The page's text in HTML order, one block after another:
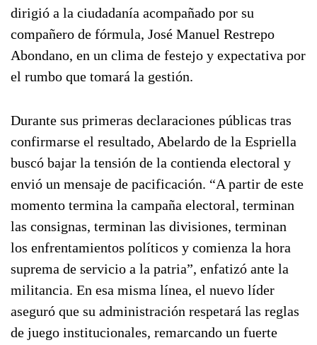
dirigió a la ciudadanía acompañado por su
compañero de fórmula, José Manuel Restrepo
Abondano, en un clima de festejo y expectativa por
el rumbo que tomará la gestión.
Durante sus primeras declaraciones públicas tras
confirmarse el resultado, Abelardo de la Espriella
buscó bajar la tensión de la contienda electoral y
envió un mensaje de pacificación. “A partir de este
momento termina la campaña electoral, terminan
las consignas, terminan las divisiones, terminan
los enfrentamientos políticos y comienza la hora
suprema de servicio a la patria”, enfatizó ante la
militancia. En esa misma línea, el nuevo líder
aseguró que su administración respetará las reglas
de juego institucionales, remarcando un fuerte